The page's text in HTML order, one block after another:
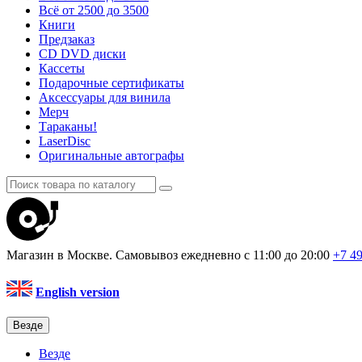
Всё от 2500 до 3500
Книги
Предзаказ
CD DVD диски
Кассеты
Подарочные сертификаты
Аксессуары для винила
Мерч
Тараканы!
LaserDisc
Оригинальные автографы
Магазин в Москве. Самовывоз ежедневно с 11:00 до 20:00 +7
English version
Везде
Везде